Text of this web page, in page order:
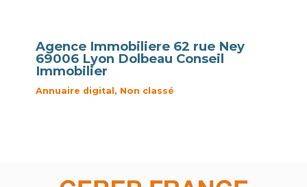
Agence Immobiliere 62 rue Ney
69006 Lyon Dolbeau Conseil
Immobilier
Annuaire digital , Non classé